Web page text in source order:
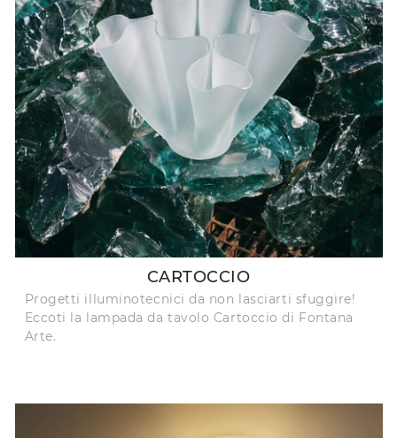
CARTOCCIO
Progetti illuminotecnici da non lasciarti sfuggire!
Eccoti la lampada da tavolo Cartoccio di Fontana
Arte.